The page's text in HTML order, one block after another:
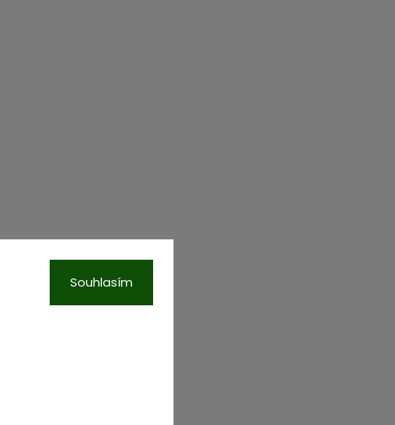
Souhlasím